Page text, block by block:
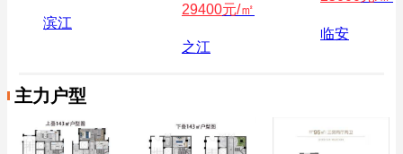
滨江
29400元/㎡
之江
临安
主力户型